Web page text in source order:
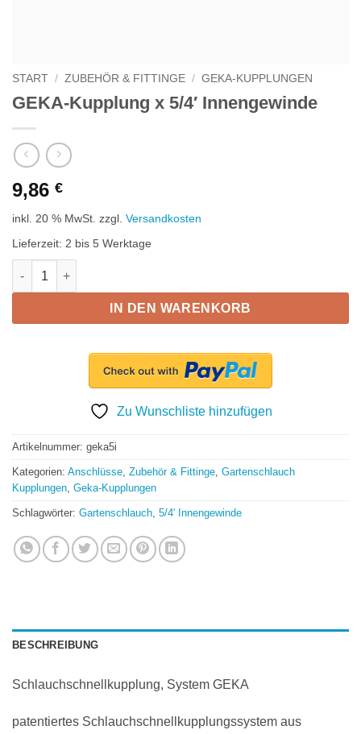
START / ZUBEHÖR & FITTINGE / GEKA-KUPPLUNGEN
GEKA-Kupplung x 5/4′ Innengewinde
9,86 €
inkl. 20 % MwSt. zzgl. Versandkosten
Lieferzeit: 2 bis 5 Werktage
GEKA-Kupplung x 5/4' Innengewinde Menge
IN DEN WARENKORB
Zu Wunschliste hinzufügen
Artikelnummer: geka5i
Kategorien: Anschlüsse, Zubehör & Fittinge, Gartenschlauch
Kupplungen, Geka-Kupplungen
Schlagwörter: Gartenschlauch, 5/4' Innengewinde
BESCHREIBUNG
Schlauchschnellkupplung, System GEKA
patentiertes Schlauchschnellkupplungssystem aus